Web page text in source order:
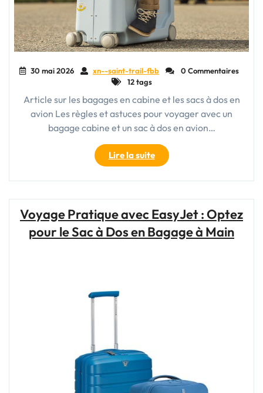
30 mai 2026 xn--saint-trail-fbb
0 Commentaires
12 tags
Article sur les bagages en cabine et les sacs à dos en
avion Les règles et astuces pour voyager avec un
bagage cabine et un sac à dos en avion…
Lire la suite"Conseils
pour
voyager
avec
un
Voyage Pratique avec EasyJet : Optez
pour le Sac à Dos en Bagage à Main